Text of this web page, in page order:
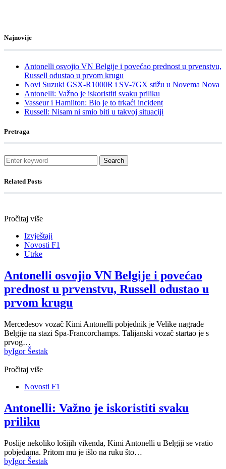
Najnovije
Antonelli osvojio VN Belgije i povećao prednost u prvenstvu,
Russell odustao u prvom krugu
Novi Suzuki GSX-R1000R i SV-7GX stižu u Novema Nova
Antonelli: Važno je iskoristiti svaku priliku
Vasseur i Hamilton: Bio je to trkaći incident
Russell: Nisam ni smio biti u takvoj situaciji
Pretraga
Search
Related Posts
Pročitaj više
Izvještaji
Novosti F1
Utrke
Antonelli osvojio VN Belgije i povećao
prednost u prvenstvu, Russell odustao u
prvom krugu
Mercedesov vozač Kimi Antonelli pobjednik je Velike nagrade
Belgije na stazi Spa-Francorchamps. Talijanski vozač startao je s
prvog…
byIgor Šestak
Pročitaj više
Novosti F1
Antonelli: Važno je iskoristiti svaku
priliku
Poslije nekoliko lošijih vikenda, Kimi Antonelli u Belgiji se vratio
pobjedama. Pritom mu je išlo na ruku što…
byIgor Šestak